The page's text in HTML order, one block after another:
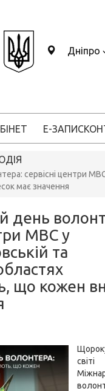
Дніпро
Е-ЗАПИС
сервісні центри МВС
має значення
день
МВС у
та
що кожен
світі